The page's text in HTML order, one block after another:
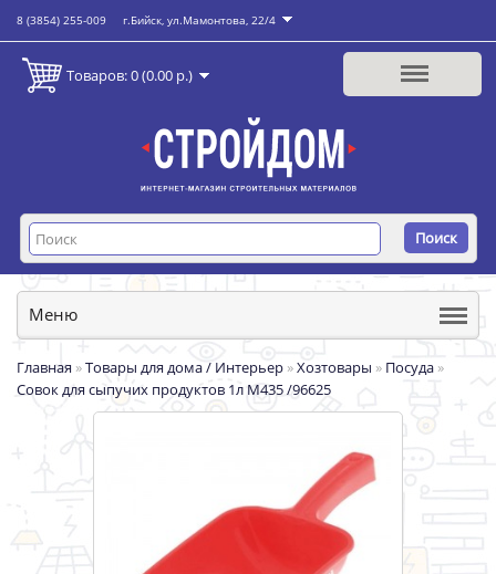
8 (3854) 255-009 г.Бийск, ул.Мамонтова, 22/4
Товаров: 0 (0.00 р.)
Поиск
Меню
Главная »Товары для дома / Интерьер »Хозтовары » Посуда »
Совок для сыпучих продуктов 1л М435 /96625